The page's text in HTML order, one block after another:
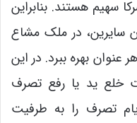
سهیم هستند. بنابراین
سایرین، در ملک مشاع
عنوان بهره ببرد. در این
خلع ید یا رفع تصرف
تصرف را به طرفیت